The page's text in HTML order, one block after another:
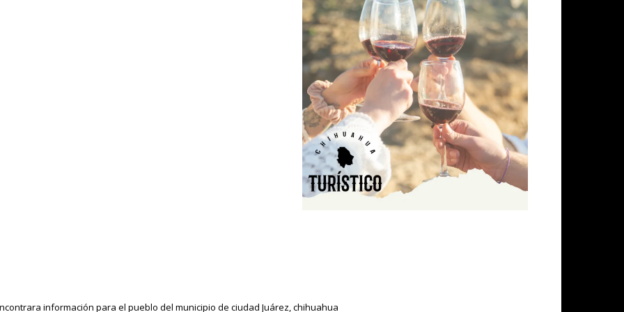
información para el pueblo del municipio de ciudad Juárez, chihuahua